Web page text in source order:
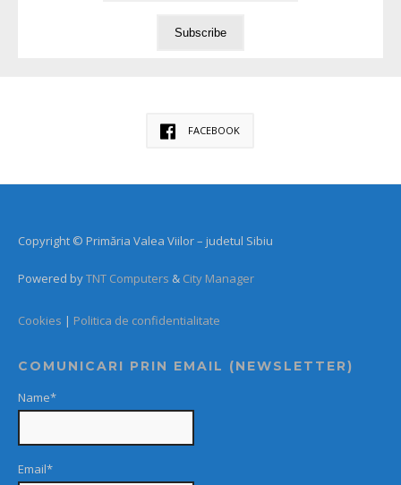
FACEBOOK
Copyright © Primăria Valea Viilor – judetul Sibiu
Powered byTNT Computers & City Manager
Cookies | Politica de confidentialitate
COMUNICARI PRIN EMAIL (NEWSLETTER)
Name*
Email*